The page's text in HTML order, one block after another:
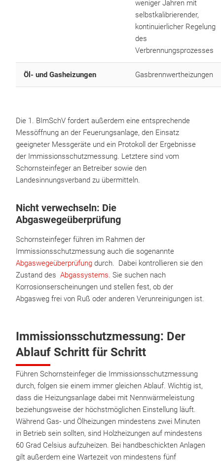
weniger Jahren mit
selbstkalibrierender,
kontinuierlicher Regelung
des
Verbrennungsprozesses
Öl- und Gasheizungen Gasbrennwertheizungen
Die 1. BImSchV fordert außerdem eine entsprechende
Messöffnung an der Feuerungsanlage, den Einsatz
geeigneter Messgeräte und ein Protokoll der Ergebnisse
der Immissionsschutzmessung. Letztere sind vom
Schornsteinfeger an Betreiber sowie den
Landesinnungsverband zu übermitteln.
Nicht verwechseln: Die
Abgaswegeüberprüfung
Schornsteinfeger führen im Rahmen der
Immissionsschutzmessung auch die sogenannte
Abgaswegeüberprüfung durch. Dabei kontrollieren sie den
Zustand des Abgassystems. Sie suchen nach
Korrosionserscheinungen und stellen fest, ob der
Abgasweg frei von Ruß oder anderen Verunreinigungen ist.
Immissionsschutzmessung: Der
Ablauf Schritt für Schritt
Führen Schornsteinfeger die Immissionsschutzmessung
durch, folgen sie einem immer gleichen Ablauf. Wichtig ist,
dass die Heizungsanlage dabei mit Nennwärmeleistung
beziehungsweise der höchstmöglichen Einstellung läuft.
Während Gas- und Ölheizungen mindestens zwei Minuten
in Betrieb sein sollten, sind Holzheizungen auf mindestens
60 Grad Celsius aufzuheizen. Bei handbeschickten Anlagen
gilt außerdem eine Wartezeit von mindestens fünf